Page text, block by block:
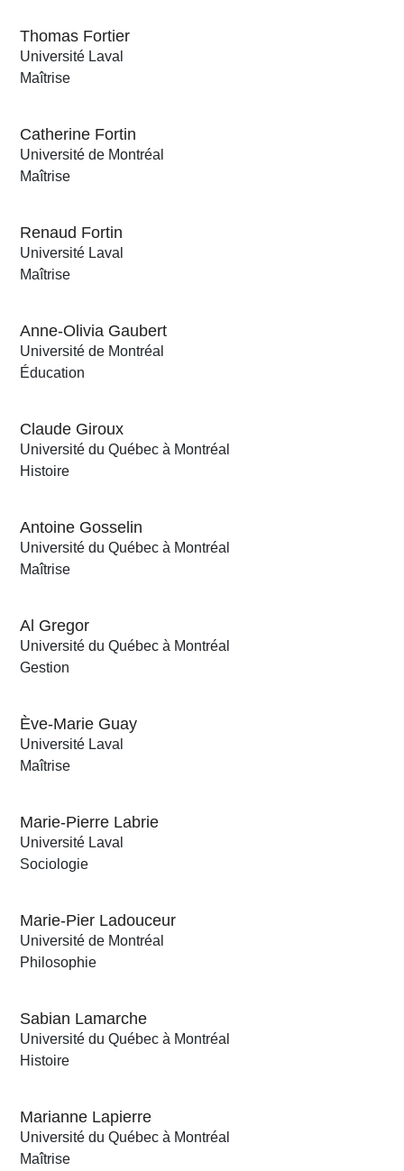
Thomas Fortier
Université Laval
Maîtrise
Catherine Fortin
Université de Montréal
Maîtrise
Renaud Fortin
Université Laval
Maîtrise
Anne-Olivia Gaubert
Université de Montréal
Éducation
Claude Giroux
Université du Québec à Montréal
Histoire
Antoine Gosselin
Université du Québec à Montréal
Maîtrise
Al Gregor
Université du Québec à Montréal
Gestion
Ève-Marie Guay
Université Laval
Maîtrise
Marie-Pierre Labrie
Université Laval
Sociologie
Marie-Pier Ladouceur
Université de Montréal
Philosophie
Sabian Lamarche
Université du Québec à Montréal
Histoire
Marianne Lapierre
Université du Québec à Montréal
Maîtrise